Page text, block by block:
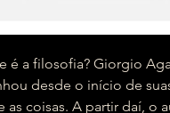
é a filosofia? Giorgio
desde o início de
as coisas. A partir daí,